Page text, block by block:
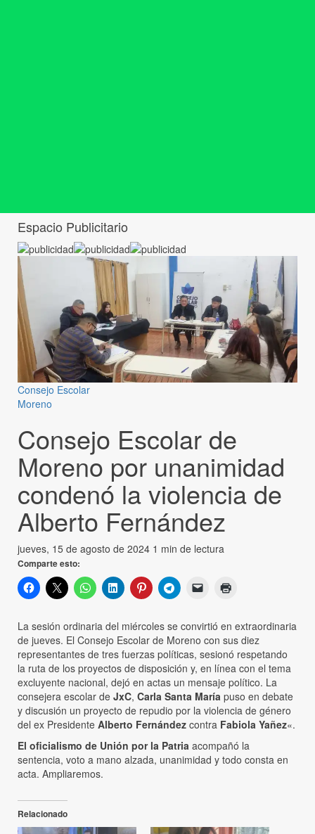
Espacio Publicitario
Consejo Escolar
Moreno
Consejo Escolar de
Moreno por unanimidad
condenó la violencia de
Alberto Fernández
jueves, 15 de agosto de 2024 1 min de lectura
Comparte esto:
La sesión ordinaria del miércoles se convirtió en extraordinaria
de jueves. El Consejo Escolar de Moreno con sus diez
representantes de tres fuerzas políticas, sesionó respetando
la ruta de los proyectos de disposición y, en línea con el tema
excluyente nacional, dejó en actas un mensaje político. La
consejera escolar de JxC, Carla Santa María puso en debate
y discusión un proyecto de repudio por la violencia de género
del ex Presidente Alberto Fernández contra Fabiola Yañez«.
El oficialismo de Unión por la Patria acompañó la
sentencia, voto a mano alzada, unanimidad y todo consta en
acta. Ampliaremos.
Relacionado